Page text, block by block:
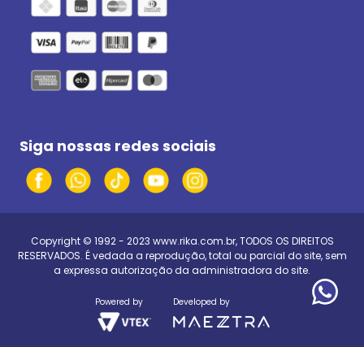
Siga nossas redes sociais
Copyright © 1992 - 2023 www.rika.com.br, TODOS OS DIREITOS
RESERVADOS. É vedada a reprodução, total ou parcial do site, sem
a expressa autorização da administradora do site.
Powered by Developed by